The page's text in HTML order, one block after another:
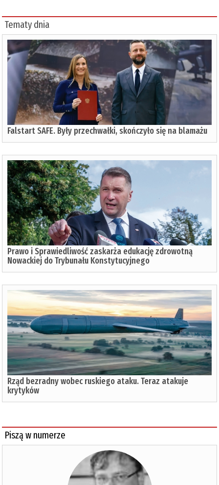
Tematy dnia
Falstart SAFE. Były przechwałki, skończyło się na blamażu
Prawo i Sprawiedliwość zaskarża edukację zdrowotną
Nowackiej do Trybunału Konstytucyjnego
Rząd bezradny wobec ruskiego ataku. Teraz atakuje
krytyków
Piszą w numerze